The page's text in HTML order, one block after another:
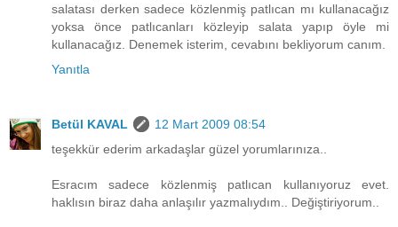
salatası derken sadece közlenmiş patlıcan mı kullanacağız
yoksa önce patlıcanları közleyip salata yapıp öyle mi
kullanacağız. Denemek isterim, cevabını bekliyorum canım.
Yanıtla
Betül KAVAL
12 Mart 2009 08:54
teşekkür ederim arkadaşlar güzel yorumlarınıza..
Esracım sadece közlenmiş patlıcan kullanıyoruz evet.
haklısın biraz daha anlaşılır yazmalıydım.. Değiştiriyorum..